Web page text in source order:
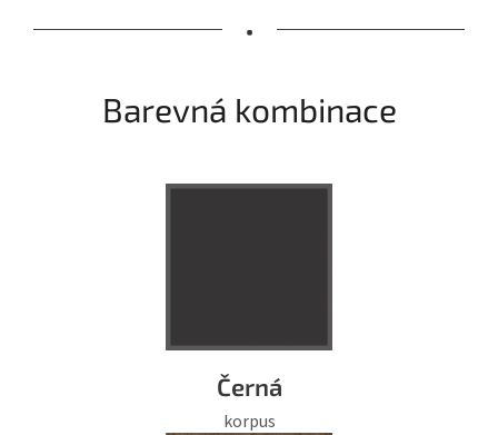
•
Barevná kombinace
Černá
korpus